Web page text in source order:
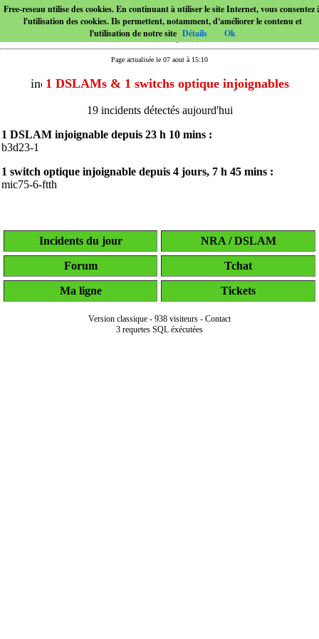
Page actualisée le 07 aout à 15:10
1 DSLAMs & 1 switchs optique injoignables
19 incidents détectés aujourd'hui
1 DSLAM injoignable depuis 23 h 10 mins :
b3d23-1
1 switch optique injoignable depuis 4 jours, 7 h 45 mins :
mic75-6-ftth
Incidents du jour NRA / DSLAM
Forum Tchat
Ma ligne Tickets
Version classique - 938 visiteurs - Contact
3 requetes SQL éxécutées
Free-reseau utilise des cookies. En continuant à utiliser le site Internet, vous consentez
l'utilisation des cookies. Ils permettent, notamment, d'améliorer le contenu et
l'utilisation de notre site Détails Ok